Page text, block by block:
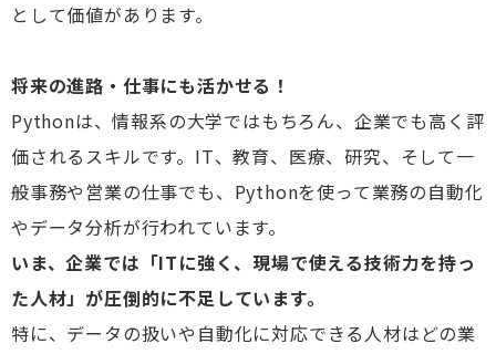
として価値があります。
将来の進路・仕事にも活かせる！
Pythonは、情報系の大学ではもちろん、企業でも高く評
価されるスキルです。IT、教育、医療、研究、そして一
般事務や営業の仕事でも、Pythonを使って業務の自動化
やデータ分析が行われています。
いま、企業では「ITに強く、現場で使える技術力を持っ
た人材」が圧倒的に不足しています。
特に、データの扱いや自動化に対応できる人材はどの業